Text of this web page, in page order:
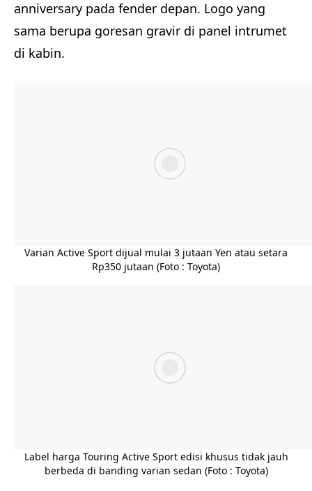
anniversary pada fender depan. Logo yang
sama berupa goresan gravir di panel intrumet
di kabin.
Varian Active Sport dijual mulai 3 jutaan Yen atau setara
Rp350 jutaan (Foto : Toyota)
Label harga Touring Active Sport edisi khusus tidak jauh
berbeda di banding varian sedan (Foto : Toyota)